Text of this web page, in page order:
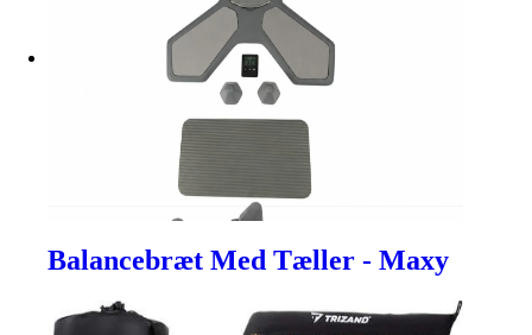
Balancebræt Med Tæller - Maxy